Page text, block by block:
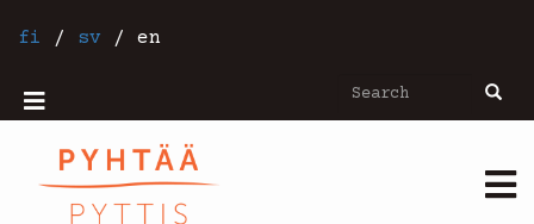
fi / sv / en
Search
Mobiilivalikko